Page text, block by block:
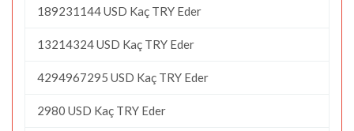
189231144 USD Kaç TRY Eder
13214324 USD Kaç TRY Eder
4294967295 USD Kaç TRY Eder
2980 USD Kaç TRY Eder